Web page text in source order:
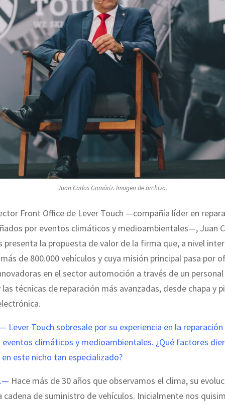
Juan Carlos Gomáriz. Imagen de archivo.
Front Office de Lever Touch —compañía líder en
por eventos climáticos y medioambientales—, Juan
presenta la propuesta de valor de la firma que, a nivel
de 800.000 vehículos y cuya misión principal pasa por
en el sector automoción a través de un
técnicas de reparación más avanzadas, desde chapa y
Lever Touch sobresale por su experiencia en la
climáticos y medioambientales. ¿Qué factores
este nicho tan especializado?
Hace más de 30 años que observamos el clima, su
cadena de suministro de vehículos. Inicialmente nos